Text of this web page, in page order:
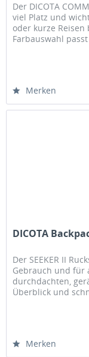
Der DICOTA
viel Platz und
oder kurze
Farbauswahl
Merken
DICOTA
Der SEEKER II
Gebrauch und für
durchdachten,
Überblick und
Merken